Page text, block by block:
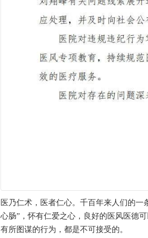
医乃仁术，医者仁心。千百年来人们的
心肠”，怀有仁爱之心，良好的医风医德
有所图谋的行为，都是不可接受的。